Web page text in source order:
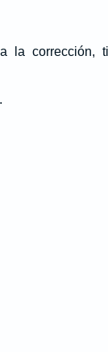
la corrección,